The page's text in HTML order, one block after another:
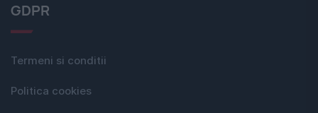
GDPR
Termeni si conditii
Politica cookies